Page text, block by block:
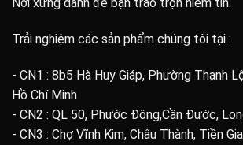
Nơi xứng danh để bạn trao trọn niềm tin.
Trải nghiệm các sản phẩm chúng tôi tại :
- CN1 : 8b5 Hà Huy Giáp, Phường Thạnh
Hồ Chí Minh
- CN2 : QL 50, Phước Đông,Cần Đước,
- CN3 : Chợ Vĩnh Kim, Châu Thành, Tiền